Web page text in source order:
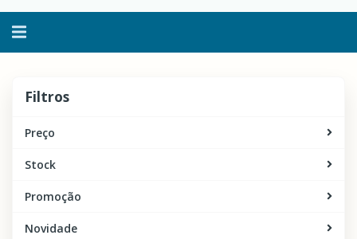
Alternar
Filtros
Preço
Stock
Promoção
Novidade